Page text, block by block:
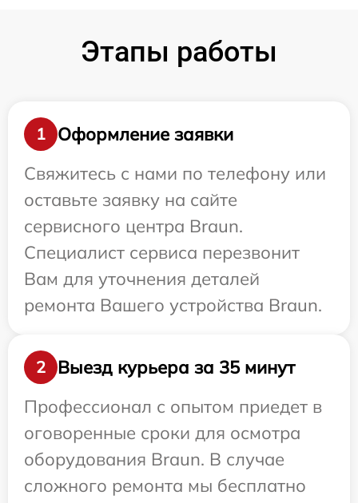
Этапы работы
1
Оформление заявки
Свяжитесь с нами по телефону или
оставьте заявку на сайте
сервисного центра Braun.
Специалист сервиса перезвонит
Вам для уточнения деталей
ремонта Вашего устройства Braun.
2
Выезд курьера за 35 минут
Профессионал с опытом приедет в
оговоренные сроки для осмотра
оборудования Braun. В случае
сложного ремонта мы бесплатно